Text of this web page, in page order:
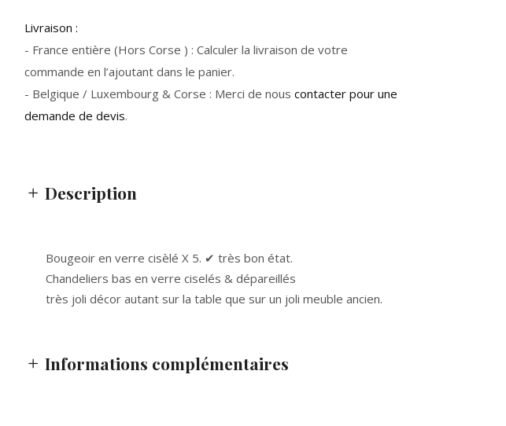
Livraison :
- France entière (Hors Corse ) : Calculer la livraison de votre
commande en l’ajoutant dans le panier.
- Belgique / Luxembourg & Corse : Merci de nous contacter pour une
demande de devis.
Description
Bougeoir en verre cisèlé X 5. ✔ très bon état.
Chandeliers bas en verre ciselés & dépareillés
très joli décor autant sur la table que sur un joli meuble ancien.
Informations complémentaires